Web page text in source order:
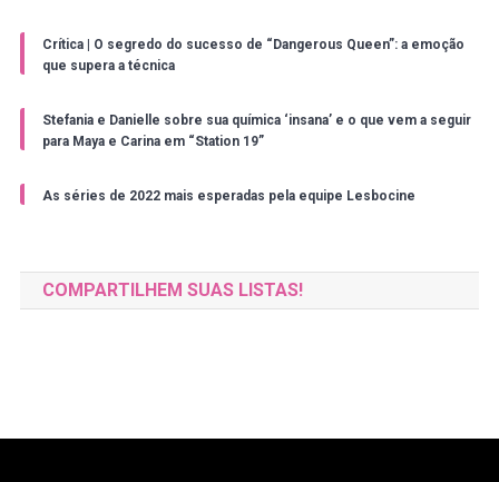
Crítica | O segredo do sucesso de “Dangerous Queen”: a emoção
que supera a técnica
Stefania e Danielle sobre sua química ‘insana’ e o que vem a seguir
para Maya e Carina em “Station 19”
As séries de 2022 mais esperadas pela equipe Lesbocine
COMPARTILHEM SUAS LISTAS!